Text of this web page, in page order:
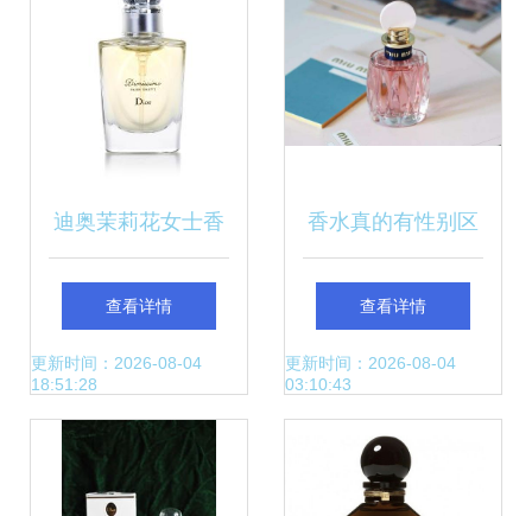
迪奥茉莉花女士香
水
查看详情
更新时间：2026-08-04
18:51:28
香水真的有性别区
分吗？解析香气中
的性别边界
查看详情
更新时间：2026-08-04
03:10:43